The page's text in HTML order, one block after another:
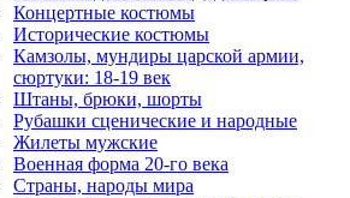
Концертные костюмы
Исторические костюмы
Камзолы, мундиры царской армии,
сюртуки: 18-19 век
Штаны, брюки, шорты
Рубашки сценические и народные
Жилеты мужские
Военная форма 20-го века
Страны, народы мира